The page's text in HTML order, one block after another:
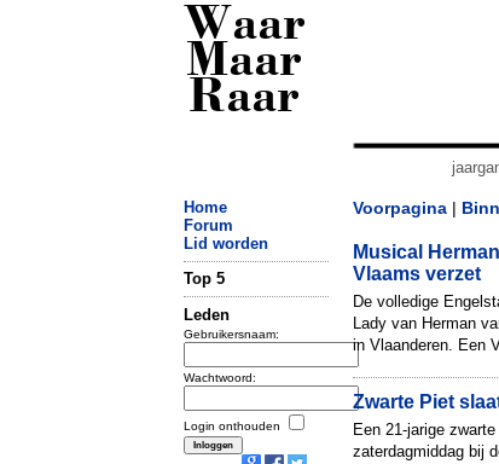
Waar
Maar
Raar
Home
Forum
Lid worden
Top 5
Leden
Gebruikersnaam:
Wachtwoord:
Login onthouden
Voorpagina |
Musical
Vlaams verzet
De volledige
Lady van Herman
in Vlaanderen. Een
raadslid in Zwevege...
Zwarte Piet
Een 21-jarige
zaterdagmiddag bij